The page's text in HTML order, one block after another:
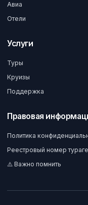
Авиа
Отели
Услуги
Туры
Круизы
Поддержка
Правовая
Политика
Реестровый номер
⚠️ Важно помнить